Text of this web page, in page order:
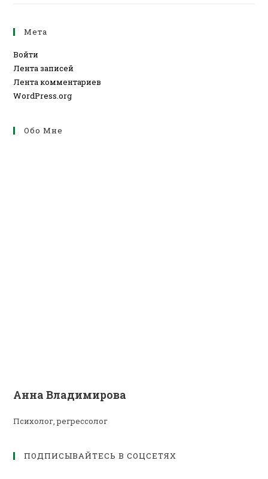
Мета
Войти
Лента записей
Лента комментариев
WordPress.org
Обо Мне
Анна Владимирова
Психолог, регрессолог
ПОДПИСЫВАЙТЕСЬ В СОЦСЕТЯХ